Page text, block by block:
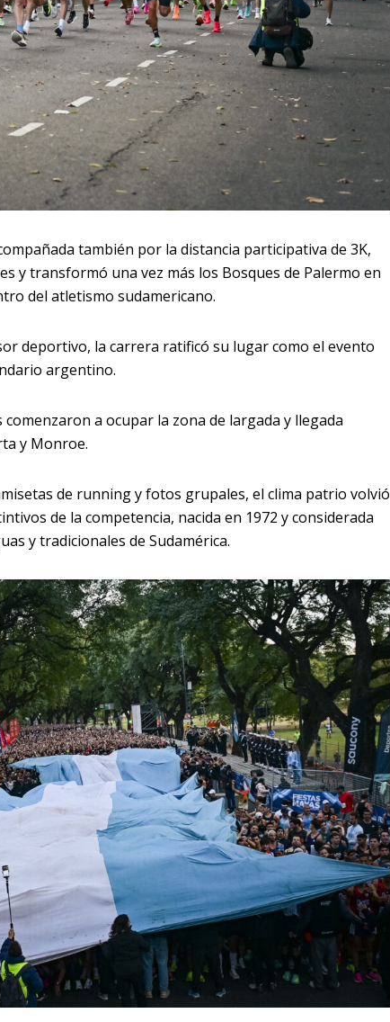
también por la distancia participativa de 3K,
y transformó una vez más los Bosques de Palermo en
del atletismo sudamericano.
deportivo, la carrera ratificó su lugar como el evento
argentino.
a ocupar la zona de largada y llegada
y Monroe.
de running y fotos grupales, el clima patrio volvió
de la competencia, nacida en 1972 y considerada
y tradicionales de Sudamérica.